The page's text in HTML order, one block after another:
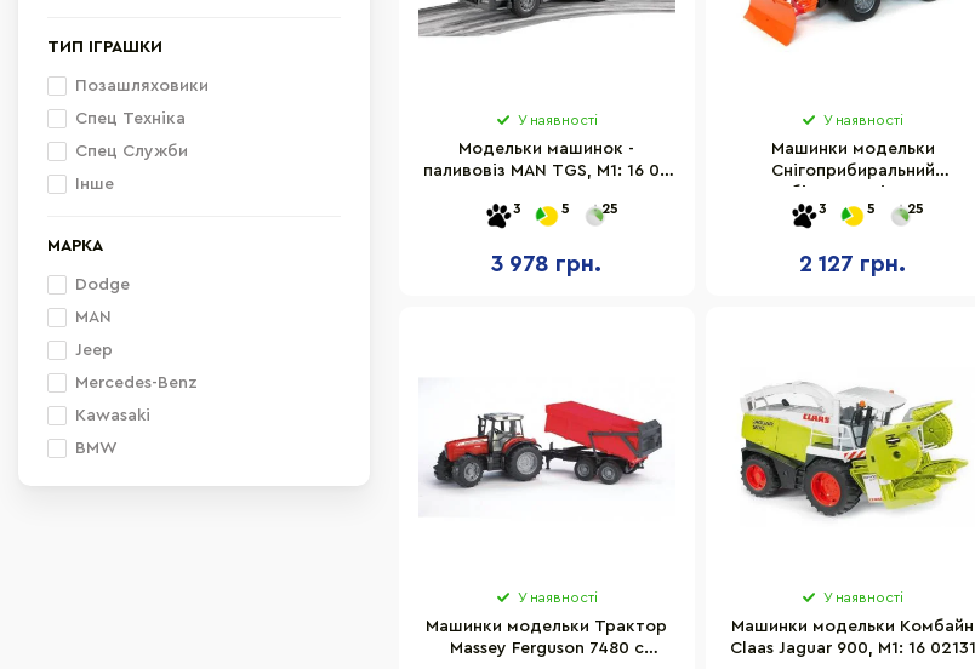
ТИП ІГРАШКИ
Позашляховики
Спец Техніка
Спец Служби
Інше
МАРКА
Dodge
MAN
Jeep
Mercedes-Benz
Kawasaki
BMW
У наявності
Модельки машинок -
паливовіз MAN TGS, М1: 16 03
3 5 25
3 978 грн.
У наявності
Машинки модельки
Снігоприбиральний
02 572
3 5 25
2 127 грн.
У наявності
Машинки модельки Трактор
Massey Ferguson 7480 c
У наявності
Машинки модельки Комбайн
Claas Jaguar 900, М1: 16 02131